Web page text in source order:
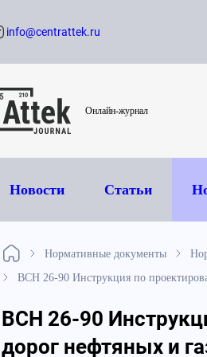
info@centrattek.ru
Онлайн-журнал
Новости Статьи
Нормативные документы
ВСН 26-90 Инструкция по
ВСН 26-90
дорог нефтяных и